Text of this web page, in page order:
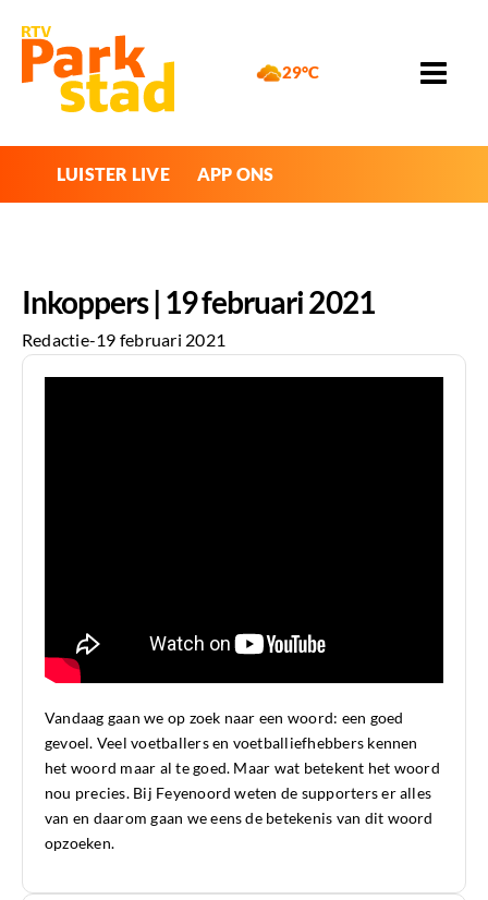
29°C
LUISTER LIVE APP ONS
Inkoppers | 19 februari 2021
Redactie-19 februari 2021
Vandaag gaan we op zoek naar een woord: een goed
gevoel. Veel voetballers en voetballiefhebbers kennen
het woord maar al te goed. Maar wat betekent het woord
nou precies. Bij Feyenoord weten de supporters er alles
van en daarom gaan we eens de betekenis van dit woord
opzoeken.